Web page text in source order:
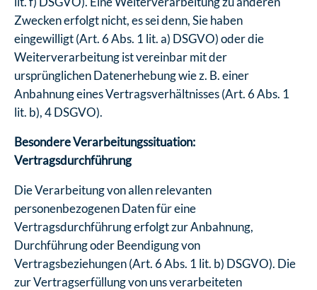
Zwecken erfolgt nicht, es sei denn, Sie haben
eingewilligt (Art. 6 Abs. 1 lit. a) DSGVO) oder die
Weiterverarbeitung ist vereinbar mit der
ursprünglichen Datenerhebung wie z. B. einer
Anbahnung eines Vertragsverhältnisses (Art. 6 Abs. 1
lit. b), 4 DSGVO).
Besondere Verarbeitungssituation:
Vertragsdurchführung
Die Verarbeitung von allen relevanten
personenbezogenen Daten für eine
Vertragsdurchführung erfolgt zur Anbahnung,
Durchführung oder Beendigung von
Vertragsbeziehungen (Art. 6 Abs. 1 lit. b) DSGVO). Die
zur Vertragserfüllung von uns verarbeiteten